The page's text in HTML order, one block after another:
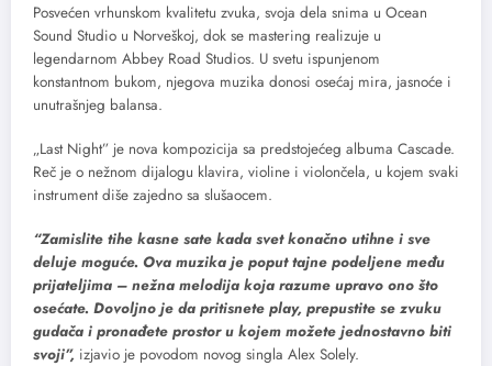
Posvećen vrhunskom kvalitetu zvuka, svoja dela snima u Ocean
Sound Studio u Norveškoj, dok se mastering realizuje u
legendarnom Abbey Road Studios. U svetu ispunjenom
konstantnom bukom, njegova muzika donosi osećaj mira, jasnoće i
unutrašnjeg balansa.
„Last Night” je nova kompozicija sa predstojećeg albuma Cascade.
Reč je o nežnom dijalogu klavira, violine i violončela, u kojem svaki
instrument diše zajedno sa slušaocem.
“Zamislite tihe kasne sate kada svet konačno utihne i sve
deluje moguće. Ova muzika je poput tajne podeljene među
prijateljima – nežna melodija koja razume upravo ono što
osećate. Dovoljno je da pritisnete play, prepustite se zvuku
gudača i pronađete prostor u kojem možete jednostavno biti
svoji”, izjavio je povodom novog singla Alex Solely.